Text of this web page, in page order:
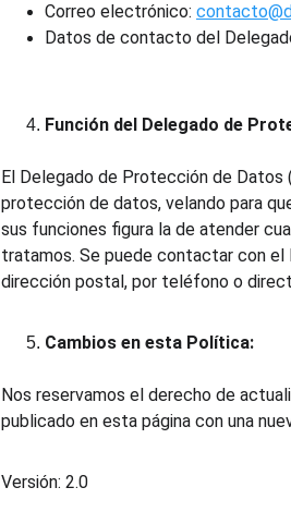
Correo electrónico:
Datos de contacto del
Función del Delegado de
El Delegado de Protección de Datos
protección de datos, velando para
sus funciones figura la de atender
tratamos. Se puede contactar con
dirección postal, por teléfono o
Cambios en esta Política:
Nos reservamos el derecho de
publicado en esta página con una
Versión: 2.0